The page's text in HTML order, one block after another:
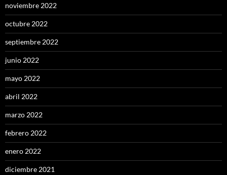
noviembre 2022
octubre 2022
septiembre 2022
junio 2022
mayo 2022
abril 2022
marzo 2022
febrero 2022
enero 2022
diciembre 2021